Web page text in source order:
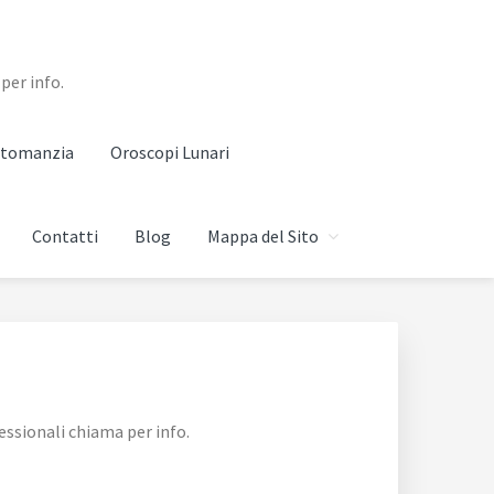
info.
Oroscopi Lunari
Contatti Blog Mappa del Sito
chiama per info.